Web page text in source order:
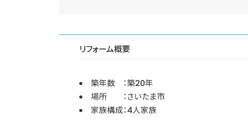
リフォーム概要
築年数 ：築20年
場所 ：さいたま市
家族構成：4人家族